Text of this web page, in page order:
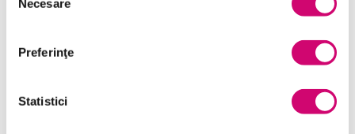
consimțământului
Necesare
Preferinţe
StatisticiMarketing